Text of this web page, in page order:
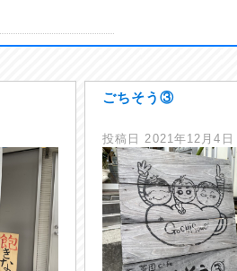
ごちそう③
投稿日2021年12月4日